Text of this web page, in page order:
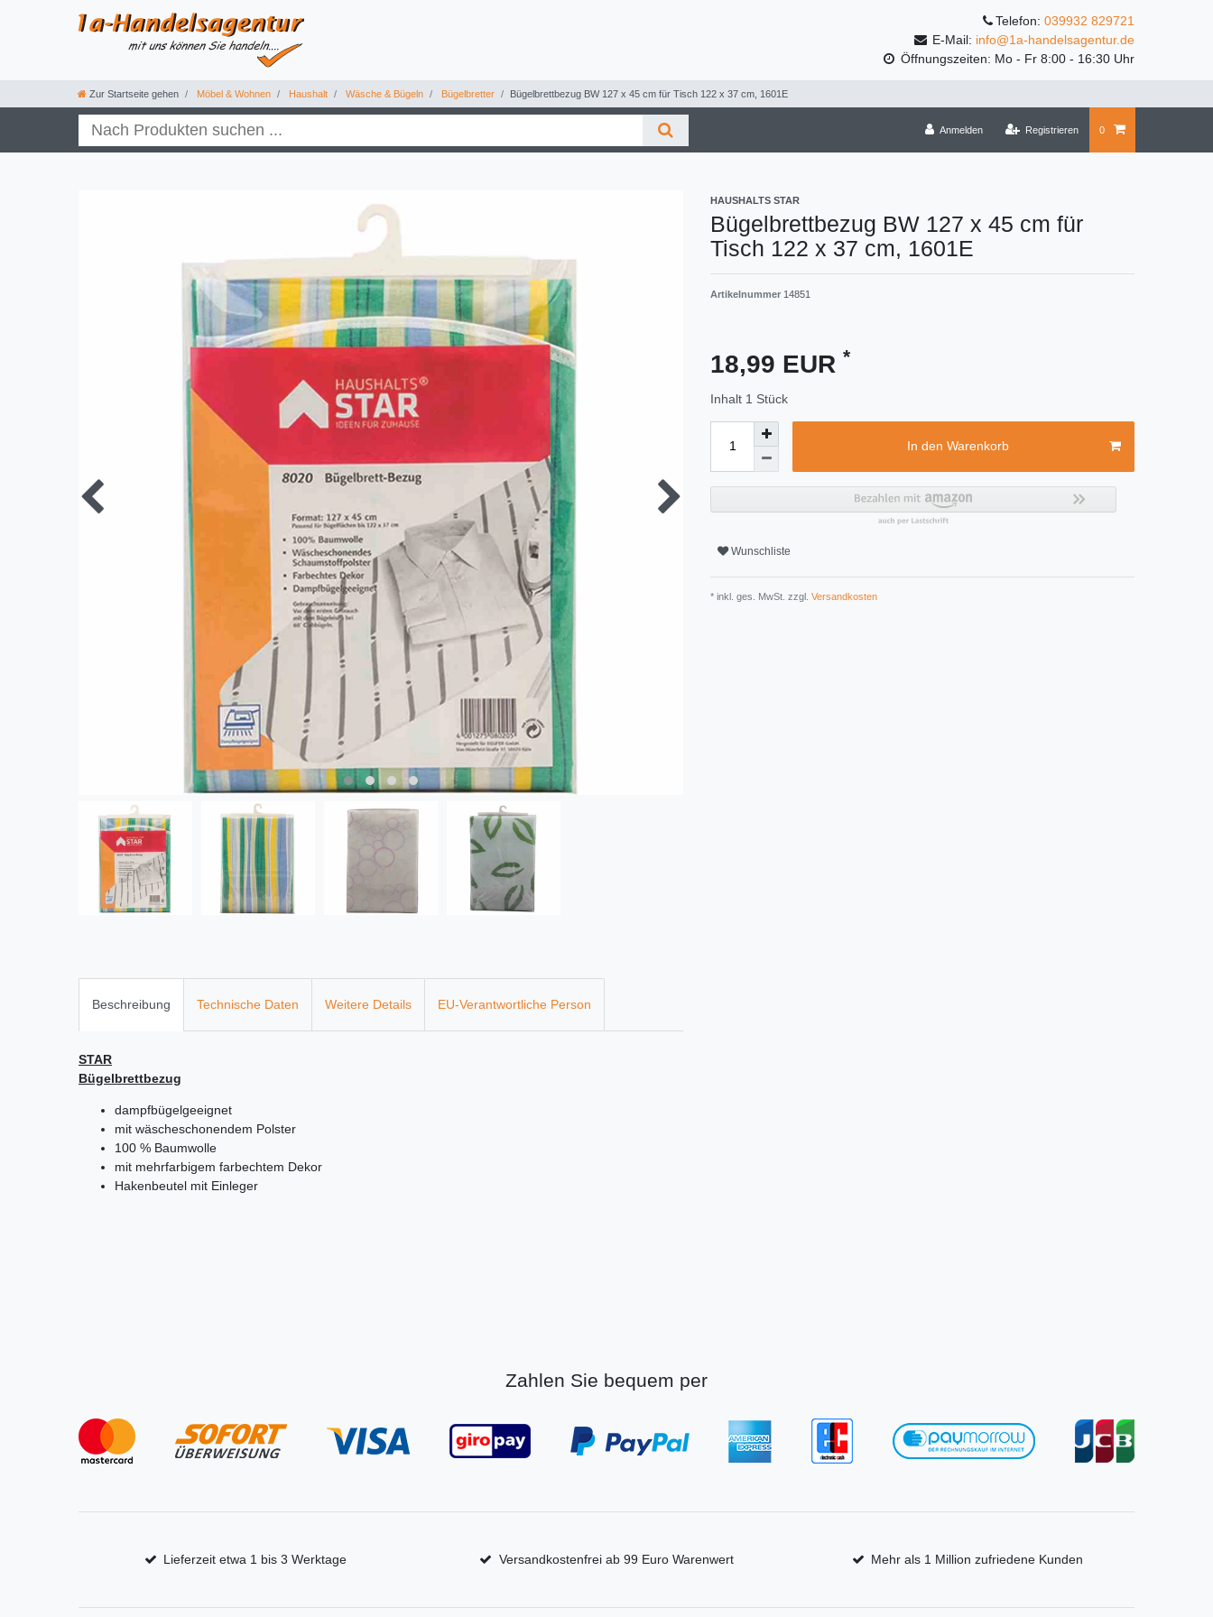
Telefon: 039932 829721
E-Mail: info@1a-handelsagentur.de
Öffnungszeiten: Mo - Fr 8:00 - 16:30 Uhr
Zur Startseite gehen Möbel & Wohnen Haushalt Wäsche & Bügeln Bügelbretter Bügelbrettbezug BW 127 x 45 cm für Tisch 122 x 37 cm, 1601E
Anmelden Registrieren 0
HAUSHALTS STAR
Bügelbrettbezug BW 127 x 45 cm für
Tisch 122 x 37 cm, 1601E
Artikelnummer 14851
18,99 EUR *
Inhalt 1 Stück
In den Warenkorb
Wunschliste
* inkl. ges. MwSt. zzgl. Versandkosten
Beschreibung Technische Daten Weitere Details EU-Verantwortliche Person
STAR
Bügelbrettbezug
dampfbügelgeeignet
mit wäscheschonendem Polster
100 % Baumwolle
mit mehrfarbigem farbechtem Dekor
Hakenbeutel mit Einleger
Zahlen Sie bequem per
Lieferzeit etwa 1 bis 3 Werktage Versandkostenfrei ab 99 Euro Warenwert Mehr als 1 Million zufriedene Kunden